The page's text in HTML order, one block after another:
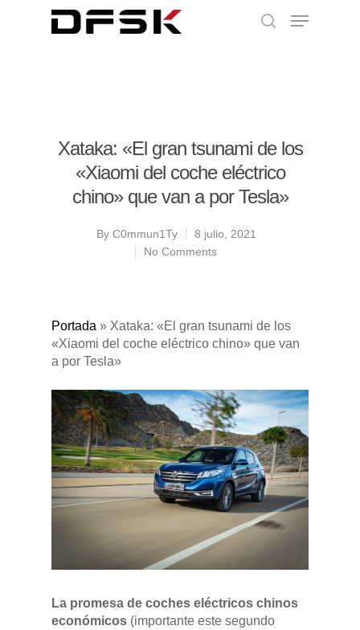
Xataka: «El gran tsunami de los
«Xiaomi del coche eléctrico
chino» que van a por Tesla»
By C0mmun1Ty
8 julio, 2021
No Comments
Portada » Xataka: «El gran tsunami de los
«Xiaomi del coche eléctrico chino» que van
a por Tesla»
La promesa de coches eléctricos chinos
económicos (importante este segundo